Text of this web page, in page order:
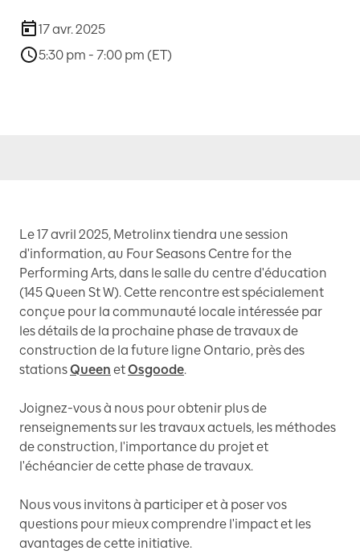
17 avr. 2025
5:30 pm - 7:00 pm (ET)
Le 17 avril 2025, Metrolinx tiendra une session
d'information, au Four Seasons Centre for the
Performing Arts, dans le salle du centre d'éducation
(145 Queen St W). Cette rencontre est spécialement
conçue pour la communauté locale intéressée par
les détails de la prochaine phase de travaux de
construction de la future ligne Ontario, près des
stationsQueen etOsgoode.
Joignez-vous à nous pour obtenir plus de
renseignements sur les travaux actuels, les méthodes
de construction, l'importance du projet et
l'échéancier de cette phase de travaux.
Nous vous invitons à participer et à poser vos
questions pour mieux comprendre l'impact et les
avantages de cette initiative.